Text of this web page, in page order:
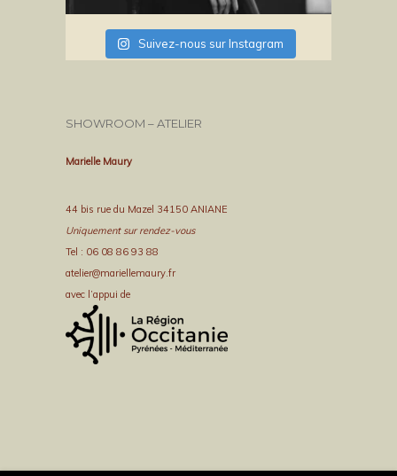
Suivez-nous sur Instagram
SHOWROOM – ATELIER
Marielle Maury
44 bis rue du Mazel 34150 ANIANE
Uniquement sur rendez-vous
Tel : 06 08 86 93 88
atelier@mariellemaury.fr
avec l’appui de